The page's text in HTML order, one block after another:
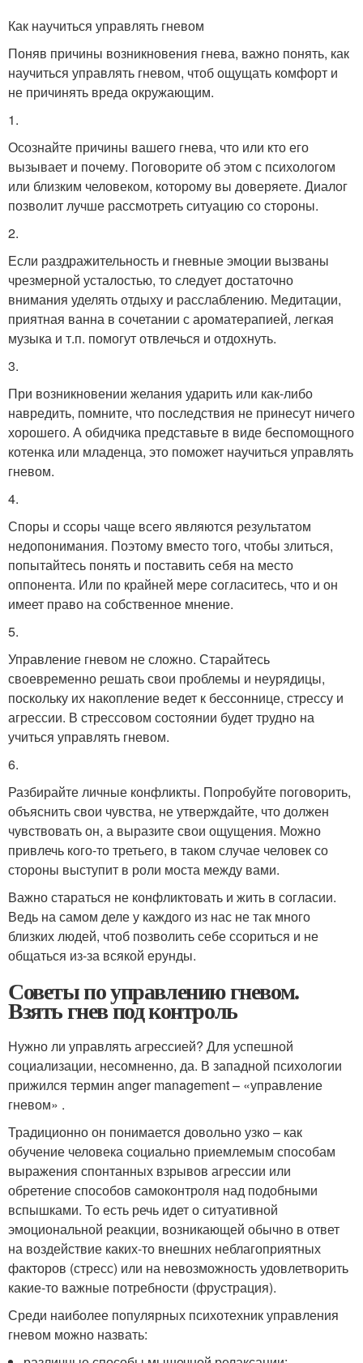
Как научиться управлять гневом
Поняв причины возникновения гнева, важно понять, как
научиться управлять гневом, чтоб ощущать комфорт и
не причинять вреда окружающим.
1.
Осознайте причины вашего гнева, что или кто его
вызывает и почему. Поговорите об этом с психологом
или близким человеком, которому вы доверяете. Диалог
позволит лучше рассмотреть ситуацию со стороны.
2.
Если раздражительность и гневные эмоции вызваны
чрезмерной усталостью, то следует достаточно
внимания уделять отдыху и расслаблению. Медитации,
приятная ванна в сочетании с ароматерапией, легкая
музыка и т.п. помогут отвлечься и отдохнуть.
3.
При возникновении желания ударить или как-либо
навредить, помните, что последствия не принесут ничего
хорошего. А обидчика представьте в виде беспомощного
котенка или младенца, это поможет научиться управлять
гневом.
4.
Споры и ссоры чаще всего являются результатом
недопонимания. Поэтому вместо того, чтобы злиться,
попытайтесь понять и поставить себя на место
оппонента. Или по крайней мере согласитесь, что и он
имеет право на собственное мнение.
5.
Управление гневом не сложно. Старайтесь
своевременно решать свои проблемы и неурядицы,
поскольку их накопление ведет к бессоннице, стрессу и
агрессии. В стрессовом состоянии будет трудно на
учиться управлять гневом.
6.
Разбирайте личные конфликты. Попробуйте поговорить,
объяснить свои чувства, не утверждайте, что должен
чувствовать он, а выразите свои ощущения. Можно
привлечь кого-то третьего, в таком случае человек со
стороны выступит в роли моста между вами.
Важно стараться не конфликтовать и жить в согласии.
Ведь на самом деле у каждого из нас не так много
близких людей, чтоб позволить себе ссориться и не
общаться из-за всякой ерунды.
Советы по управлению гневом.
Взять гнев под контроль
Нужно ли управлять агрессией? Для успешной
социализации, несомненно, да. В западной психологии
прижился термин anger management – «управление
гневом» .
Традиционно он понимается довольно узко – как
обучение человека социально приемлемым способам
выражения спонтанных взрывов агрессии или
обретение способов самоконтроля над подобными
вспышками. То есть речь идет о ситуативной
эмоциональной реакции, возникающей обычно в ответ
на воздействие каких-то внешних неблагоприятных
факторов (стресс) или на невозможность удовлетворить
какие-то важные потребности (фрустрация).
Среди наиболее популярных психотехник управления
гневом можно назвать: